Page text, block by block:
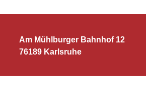
Am Mühlburger Bahnhof 12
76189 Karlsruhe